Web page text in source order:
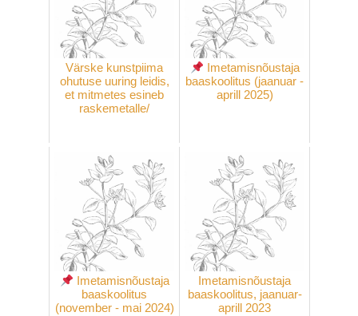
Värske kunstpiima
ohutuse uuring leidis,
et mitmetes esineb
raskemetalle/
Imetamisnõustaja
baaskoolitus (jaanuar -
aprill 2025)
Imetamisnõustaja
baaskoolitus
(november - mai 2024)
Imetamisnõustaja
baaskoolitus, jaanuar-
aprill 2023